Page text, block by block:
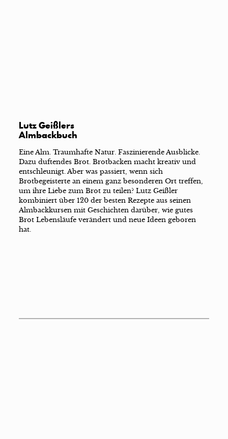
Lutz Geißlers
Almbackbuch
Eine Alm. Traumhafte Natur. Faszinierende Ausblicke.
Dazu duftendes Brot. Brotbacken macht kreativ und
entschleunigt. Aber was passiert, wenn sich
Brotbegeisterte an einem ganz besonderen Ort treffen,
um ihre Liebe zum Brot zu teilen? Lutz Geißler
kombiniert über 120 der besten Rezepte aus seinen
Almbackkursen mit Geschichten darüber, wie gutes
Brot Lebensläufe verändert und neue Ideen geboren
hat.